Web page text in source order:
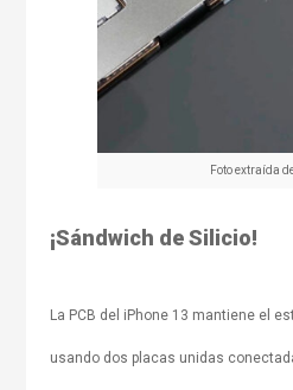
Foto extraída
¡Sándwich de Silicio!
La PCB del iPhone 13 mantiene el
usando dos placas unidas